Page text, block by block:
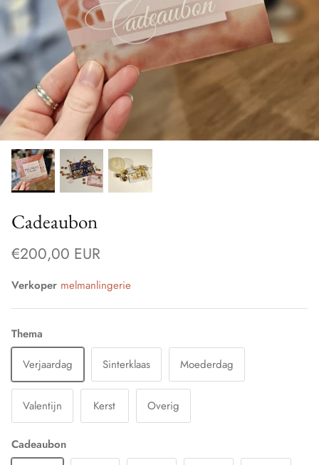
Cadeaubon
€200,00 EUR
Verkoper melmanlingerie
Thema
Verjaardag
Sinterklaas Moederdag
Valentijn Kerst Overig
Cadeaubon